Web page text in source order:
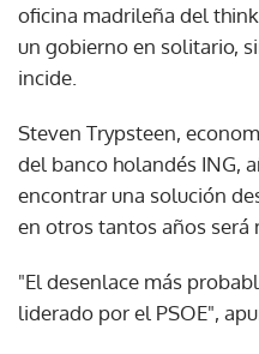
oficina madrileña del
un gobierno en solitario,
incide.
Steven Trypsteen,
del banco holandés ING,
encontrar una solución
en otros tantos años será
"El desenlace más
liderado por el PSOE",